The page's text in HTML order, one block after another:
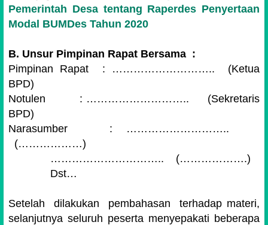
Pemerintah Desa tentang Raperdes Penyertaan
Modal BUMDes Tahun 2020
B. Unsur Pimpinan Rapat Bersama :
Pimpinan Rapat
: ………………………..
(Ketua
BPD)
Notulen
: ………………………..
(Sekretaris
BPD)
Narasumber
: ………………………..
(………………)
…………………………..
(……………….)
Dst…
Setelah dilakukan pembahasan terhadap materi,
selanjutnya seluruh peserta menyepakati beberapa